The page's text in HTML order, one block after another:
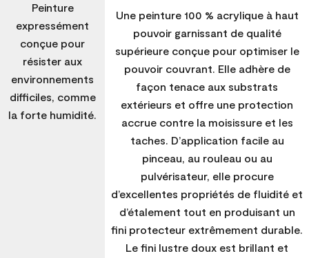
Peinture
expressément
conçue pour
résister aux
environnements
difficiles, comme
la forte humidité.
Une peinture 100 % acrylique à haut
pouvoir garnissant de qualité
supérieure conçue pour optimiser le
pouvoir couvrant. Elle adhère de
façon tenace aux substrats
extérieurs et offre une protection
accrue contre la moisissure et les
taches. D’application facile au
pinceau, au rouleau ou au
pulvérisateur, elle procure
d’excellentes propriétés de fluidité et
d’étalement tout en produisant un
fini protecteur extrêmement durable.
Le fini lustre doux est brillant et